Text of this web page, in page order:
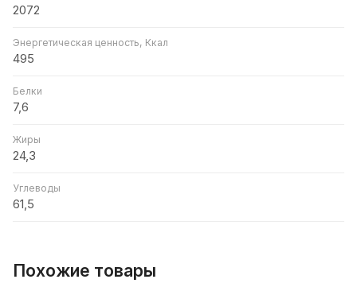
2072
Энергетическая ценность, Ккал
495
Белки
7,6
Жиры
24,3
Углеводы
61,5
Похожие товары